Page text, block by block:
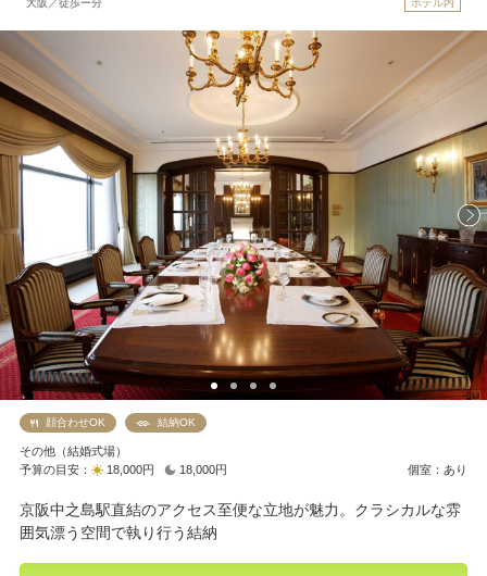
大阪／徒歩ー分 ホテル内
顔合わせOK 結納OK
その他（結婚式場）
予算の目安：
18,000円 18,000円 個室：あり
京阪中之島駅直結のアクセス至便な立地が魅力。クラシカルな雰
囲気漂う空間で執り行う結納